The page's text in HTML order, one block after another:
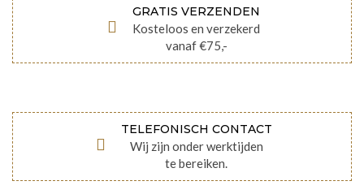
GRATIS VERZENDEN
Kosteloos en verzekerd
vanaf €75,-
TELEFONISCH CONTACT
Wij zijn onder werktijden
te bereiken.